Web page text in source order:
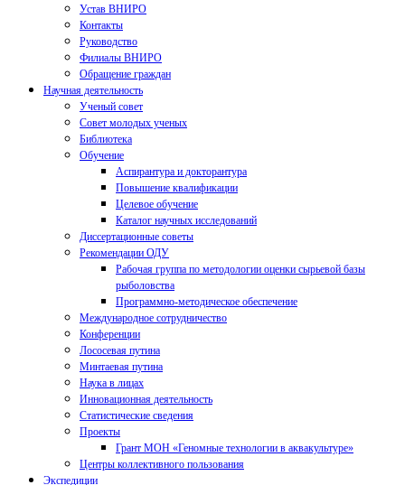
Устав ВНИРО
Контакты
Руководство
Филиалы ВНИРО
Обращение граждан
Научная деятельность
Ученый совет
Совет молодых ученых
Библиотека
Обучение
Аспирантура и докторантура
Повышение квалификации
Целевое обучение
Каталог научных исследований
Диссертационные советы
Рекомендации ОДУ
Рабочая группа по методологии оценки сырьевой базы
рыболовства
Программно-методическое обеспечение
Международное сотрудничество
Конференции
Лососевая путина
Минтаевая путина
Наука в лицах
Инновационная деятельность
Статистические сведения
Проекты
Грант МОН «Геномные технологии в аквакультуре»
Центры коллективного пользования
Экспедиции